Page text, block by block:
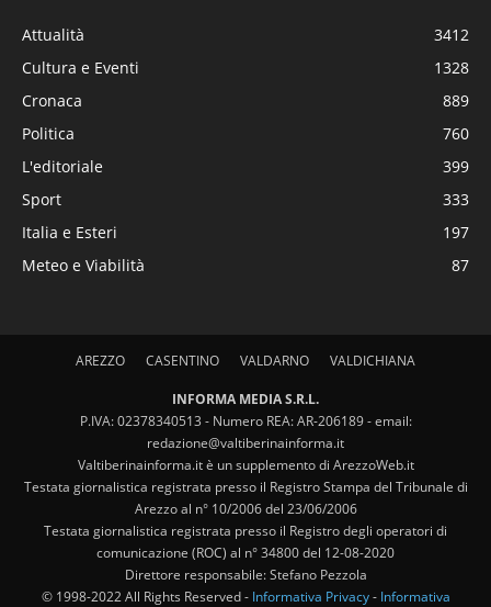
Attualità
3412
Cultura e Eventi
1328
Cronaca
889
Politica
760
L'editoriale
399
Sport
333
Italia e Esteri
197
Meteo e Viabilità
87
AREZZO CASENTINO VALDARNO VALDICHIANA
INFORMA MEDIA S.R.L.
P.IVA: 02378340513 - Numero REA: AR-206189 - email:
redazione@valtiberinainforma.it
Valtiberinainforma.it è un supplemento di ArezzoWeb.it
Testata giornalistica registrata presso il Registro Stampa del Tribunale di
Arezzo al n° 10/2006 del 23/06/2006
Testata giornalistica registrata presso il Registro degli operatori di
comunicazione (ROC) al n° 34800 del 12-08-2020
Direttore responsabile: Stefano Pezzola
© 1998-2022 All Rights Reserved - Informativa Privacy- Informativa